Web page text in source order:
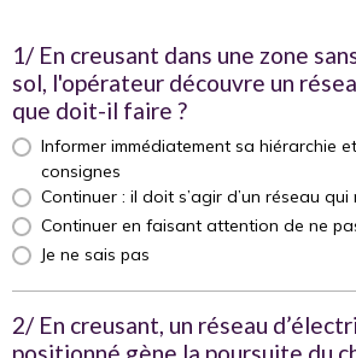
1/ En creusant dans une zone
sol, l'opérateur découvre un
que doit-il faire ?
Informer immédiatement sa hiérarchie
consignes
Continuer : il doit s’agir d’un réseau qui
Continuer en faisant attention de ne
Je ne sais pas
2/ En creusant, un réseau